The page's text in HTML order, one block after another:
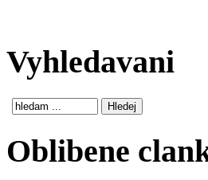
Vyhledavani
Oblibene